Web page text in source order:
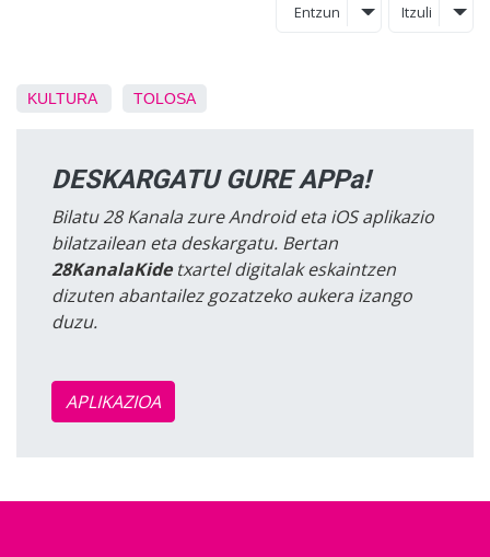
Entzun Itzuli
KULTURA TOLOSA
DESKARGATU GURE APPa!
Bilatu 28 Kanala zure Android eta iOS aplikazio
bilatzailean eta deskargatu. Bertan
28KanalaKidetxartel digitalak eskaintzen
dizuten abantailez gozatzeko aukera izango
duzu.
APLIKAZIOA